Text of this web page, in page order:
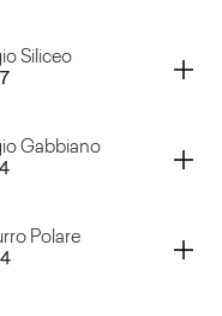
Siliceo
Gabbiano
Polare